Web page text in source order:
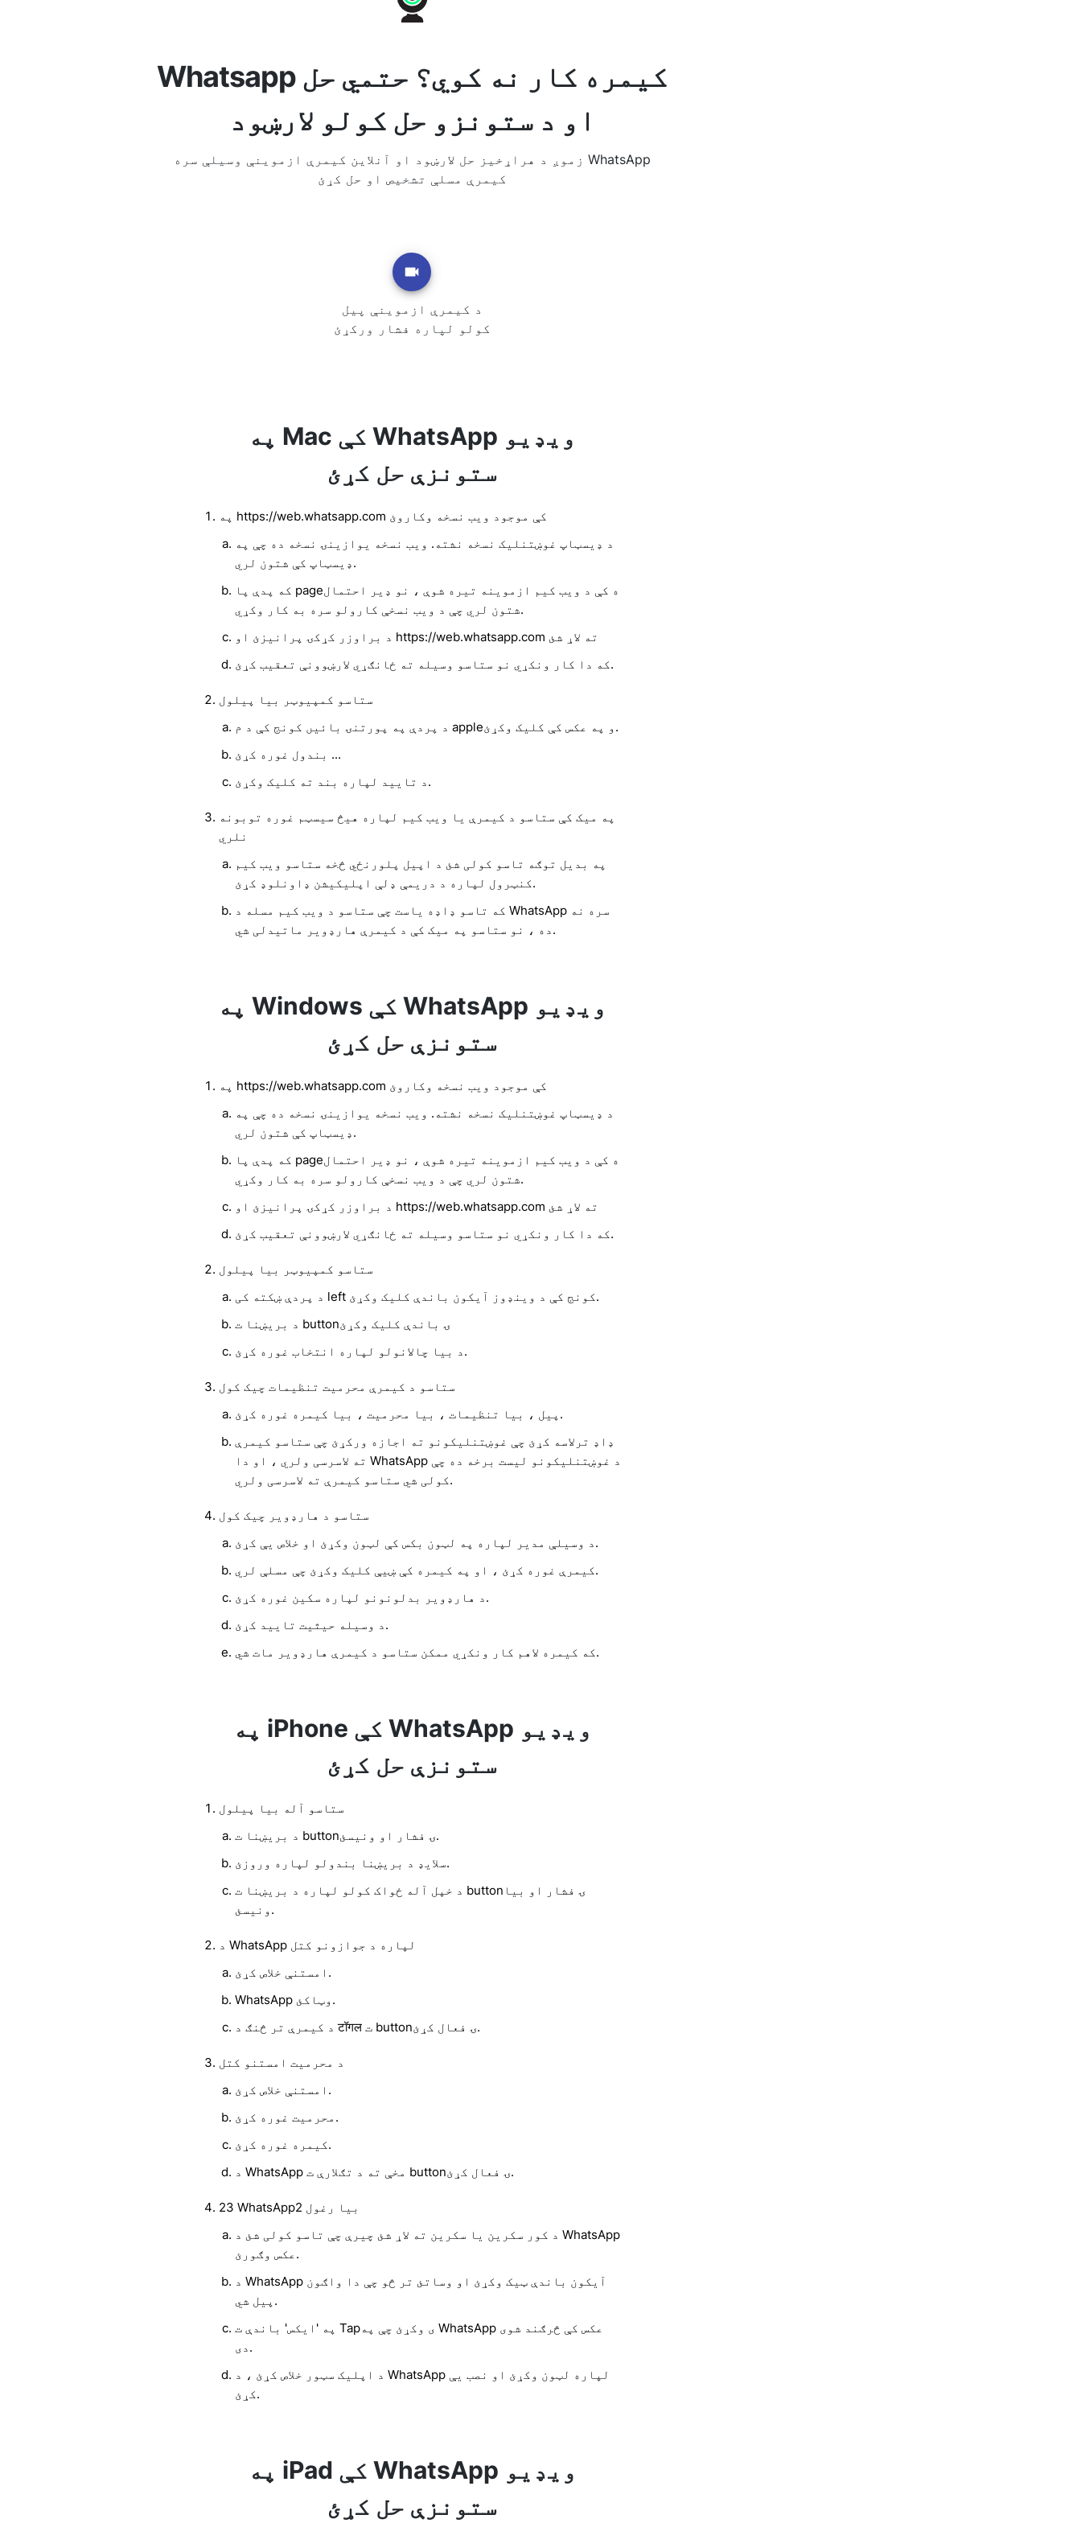
Whatsapp کیمره کار نه کوي؟ حتمي حل
او د ستونزو حل کولو لارښود
زموږ د هراړخیز حل لارښود او آنلاین کیمرې ازموینې وسیلې سره WhatsApp
کیمرې مسلې تشخیص او حل کړئ
د کیمرې ازموینې پیل
کولو لپاره فشار ورکړئ
په Mac کې WhatsApp ویډیو
ستونزې حل کړئ
په https://web.whatsapp.com کې موجود ویب نسخه وکاروئ
د ډیسټاپ غوښتنلیک نسخه نشته. ویب نسخه یوازینۍ نسخه ده چې په
ډیسټاپ کې شتون لري.
که پدې پا pageه کې د ویب کیم ازموینه تیره شوې ، نو ډیر احتمال
شتون لري چې د ویب نسخې کارولو سره به کار وکړي.
د براوزر کړکۍ پرانيزئ او https://web.whatsapp.com ته لاړ شئ
که دا کار ونکړي نو ستاسو وسیله ته ځانګړي لارښوونې تعقیب کړئ.
ستاسو کمپیوټر بیا پیلول
د پردې په پورتنۍ بائیں کونج کې د م appleو په عکس کې کلیک وکړئ.
بندول غوره کړئ ...
د تایید لپاره بند ته کلیک وکړئ.
په میک کې ستاسو د کیمرې یا ویب کیم لپاره هیڅ سیسټم غوره توبونه
نلري
په بدیل توګه تاسو کولی شئ د اپیل پلورنځي څخه ستاسو ویب کیم
کنټرول لپاره د دریمې ډلې اپلیکیشن ډاونلوډ کړئ.
که تاسو ډاډه یاست چې ستاسو د ویب کیم مسله د WhatsApp سره نه
ده ، نو ستاسو په میک کې د کیمرې هارډویر ماتیدلی شي.
په Windows کې WhatsApp ویډیو
ستونزې حل کړئ
په https://web.whatsapp.com کې موجود ویب نسخه وکاروئ
د ډیسټاپ غوښتنلیک نسخه نشته. ویب نسخه یوازینۍ نسخه ده چې په
ډیسټاپ کې شتون لري.
که پدې پا pageه کې د ویب کیم ازموینه تیره شوې ، نو ډیر احتمال
شتون لري چې د ویب نسخې کارولو سره به کار وکړي.
د براوزر کړکۍ پرانيزئ او https://web.whatsapp.com ته لاړ شئ
که دا کار ونکړي نو ستاسو وسیله ته ځانګړي لارښوونې تعقیب کړئ.
ستاسو کمپیوټر بیا پیلول
د پردې ښکته کی left کونج کې د وینډوز آیکون باندې کلیک وکړئ.
د بریښنا ت buttonۍ باندې کلیک وکړئ
د بیا چالانولو لپاره انتخاب غوره کړئ.
ستاسو د کیمرې محرمیت تنظیمات چیک کول
پیل ، بیا تنظیمات ، بیا محرمیت ، بیا کیمره غوره کړئ.
ډاډ ترلاسه کړئ چې غوښتنلیکونو ته اجازه ورکړئ چې ستاسو کیمرې
ته لاسرسی ولري ، او دا WhatsApp د غوښتنلیکونو لیست برخه ده چې
کولی شي ستاسو کیمرې ته لاسرسی ولري.
ستاسو د هارډویر چیک کول
د وسیلې مدیر لپاره په لټون بکس کې لټون وکړئ او خلاص یې کړئ.
کیمرې غوره کړئ ، او په کیمره کې ښیې کلیک وکړئ چې مسلې لري.
د هارډویر بدلونونو لپاره سکین غوره کړئ.
د وسیله حیثیت تایید کړئ.
که کیمره لاهم کار ونکړي ممکن ستاسو د کیمرې هارډویر مات شي.
په iPhone کې WhatsApp ویډیو
ستونزې حل کړئ
ستاسو آله بیا پیلول
د بریښنا ت buttonۍ فشار او ونیسئ.
سلایډ د بریښنا بندولو لپاره وروزئ.
د خپل آله ځواک کولو لپاره د بریښنا ت buttonۍ فشار او بیا
ونیسئ.
د WhatsApp لپاره د جوازونو کتل
امستنې خلاص کړئ.
WhatsApp وټاکئ.
د کیمرې تر څنګ د टॉगल ت buttonۍ فعال کړئ.
د محرمیت امستنو کتل
امستنې خلاص کړئ.
محرمیت غوره کړئ.
کیمره غوره کړئ.
د WhatsApp مخې ته د تګلارې ت buttonۍ فعال کړئ.
23 WhatsApp2 بیا رغول
د کور سکرین یا سکرین ته لاړ شئ چیرې چې تاسو کولی شئ د WhatsApp
عکس وګورئ.
د WhatsApp آیکون باندې ټیک وکړئ او وساتئ تر څو چې دا واګون
پیل شي.
په 'ایکس' باندې ت Tapی وکړئ چې په WhatsApp عکس کې څرګند شوی
دی.
د اپلیک سټور خلاص کړئ ، د WhatsApp لپاره لټون وکړئ او نصب یې
کړئ.
په iPad کې WhatsApp ویډیو
ستونزې حل کړئ